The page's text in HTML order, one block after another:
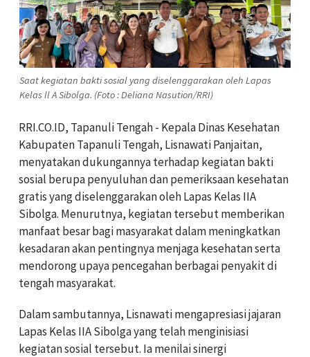
Saat kegiatan bakti sosial yang diselenggarakan oleh Lapas
Kelas ll A Sibolga. (Foto : Deliana Nasution/RRI)
RRI.CO.ID, Tapanuli Tengah - Kepala Dinas Kesehatan
Kabupaten Tapanuli Tengah, Lisnawati Panjaitan,
menyatakan dukungannya terhadap kegiatan bakti
sosial berupa penyuluhan dan pemeriksaan kesehatan
gratis yang diselenggarakan oleh Lapas Kelas IIA
Sibolga. Menurutnya, kegiatan tersebut memberikan
manfaat besar bagi masyarakat dalam meningkatkan
kesadaran akan pentingnya menjaga kesehatan serta
mendorong upaya pencegahan berbagai penyakit di
tengah masyarakat.
Dalam sambutannya, Lisnawati mengapresiasi jajaran
Lapas Kelas IIA Sibolga yang telah menginisiasi
kegiatan sosial tersebut. Ia menilai sinergi